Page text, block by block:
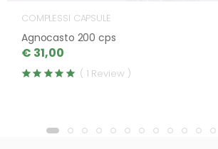
COMPLESSI CAPSULE
Agnocasto 200 cps
€ 31,00
( 1 Review )